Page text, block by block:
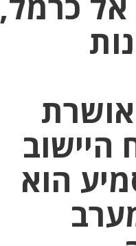
היישוב
דיור.סמיע הוא